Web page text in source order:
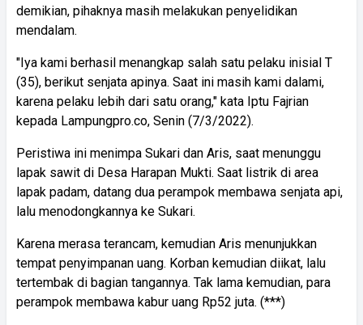
demikian, pihaknya masih melakukan penyelidikan
mendalam.
"Iya kami berhasil menangkap salah satu pelaku inisial T
(35), berikut senjata apinya. Saat ini masih kami dalami,
karena pelaku lebih dari satu orang," kata Iptu Fajrian
kepada Lampungpro.co, Senin (7/3/2022).
Peristiwa ini menimpa Sukari dan Aris, saat menunggu
lapak sawit di Desa Harapan Mukti. Saat listrik di area
lapak padam, datang dua perampok membawa senjata api,
lalu menodongkannya ke Sukari.
Karena merasa terancam, kemudian Aris menunjukkan
tempat penyimpanan uang. Korban kemudian diikat, lalu
tertembak di bagian tangannya. Tak lama kemudian, para
perampok membawa kabur uang Rp52 juta. (***)